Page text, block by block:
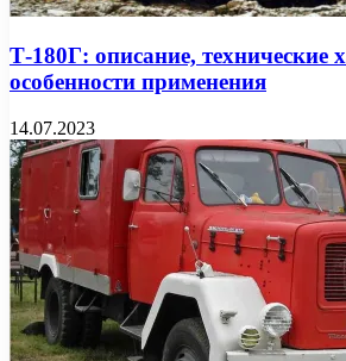
Т-180Г: описание, технические
особенности применения
14.07.2023